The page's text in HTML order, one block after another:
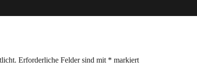
Erforderliche Felder sind mit * markiert